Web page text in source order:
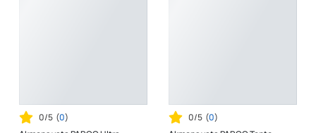
0/5 (0)
0/5 (0)